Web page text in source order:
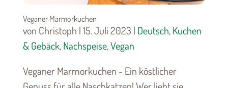
Veganer Marmorkuchen
von Christoph | 15. Juli 2023 | Deutsch,Kuchen
& Gebäck,Nachspeise,Vegan
Veganer Marmorkuchen - Ein köstlicher